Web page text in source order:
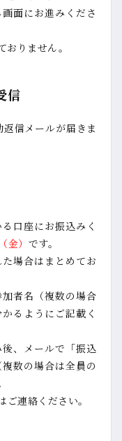
面にお進みくださ
りません。
信
信メールが届きま
口座にお振込みく
金） です。
場合はまとめてお
者名（複数の場合
るようにご記載く
、メールで「振込
数の場合は全員の
連絡ください。